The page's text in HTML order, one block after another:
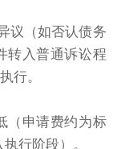
议（如否认债务
转入普通诉讼程
行。
（申请费约为标
行阶段）。